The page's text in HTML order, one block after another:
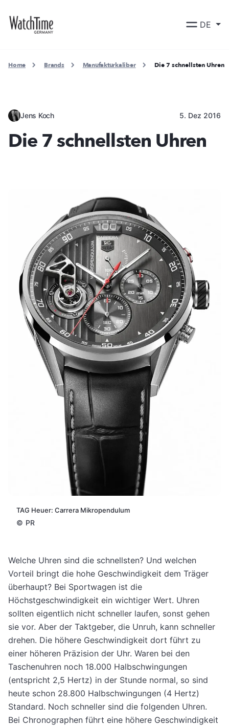
DE
Home Brands Manufakturkaliber Die 7 schnellsten Uhren
Jens Koch 5. Dez 2016
Die 7 schnellsten Uhren
TAG Heuer: Carrera Mikropendulum
© PR
Welche Uhren sind die schnellsten? Und welchen
Vorteil bringt die hohe Geschwindigkeit dem Träger
überhaupt? Bei Sportwagen ist die
Höchstgeschwindigkeit ein wichtiger Wert. Uhren
sollten eigentlich nicht schneller laufen, sonst gehen
sie vor. Aber der Taktgeber, die Unruh, kann schneller
drehen. Die höhere Geschwindigkeit dort führt zu
einer höheren Präzision der Uhr. Waren bei den
Taschenuhren noch 18.000 Halbschwingungen
(entspricht 2,5 Hertz) in der Stunde normal, so sind
heute schon 28.800 Halbschwingungen (4 Hertz)
Standard. Noch schneller sind die folgenden Uhren.
Bei Chronographen führt eine höhere Geschwindigkeit